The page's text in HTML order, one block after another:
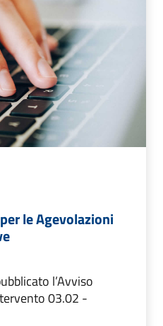
le Agevolazioni
l’Avviso
03.02 -